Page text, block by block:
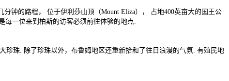
分钟的路程， 位于伊利莎山顶（Mount Eliza）， 占地400英亩大的国王公
一位来到柏斯的访客必须前往体验的地点.
珍珠. 除了珍珠以外，布鲁姆地区还重新拾和了往日浪漫的气氛. 有殖民地